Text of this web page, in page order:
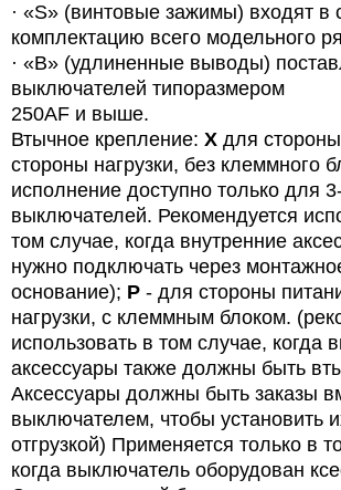
· «S» (винтовые зажимы) входят в
комплектацию всего модельного
· «B» (удлиненные выводы)
выключателей типоразмером
250AF и выше.
Втычное крепление: X для
стороны нагрузки, без клеммного
исполнение доступно только для
выключателей. Рекомендуется
том случае, когда внутренние
нужно подключать через
основание); P - для стороны
нагрузки, с клеммным блоком.
использовать в том случае, когда
аксессуары также должны быть
Аксессуары должны быть заказы
выключателем, чтобы установить
отгрузкой) Применяется только в
когда выключатель оборудован